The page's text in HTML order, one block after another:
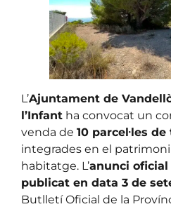
L’Ajuntament de
l’Infant ha convocat un
venda de 10 parcel·les
integrades en el
habitatge. L’anunci oficial
publicat en data 3 de
Butlletí Oficial de la